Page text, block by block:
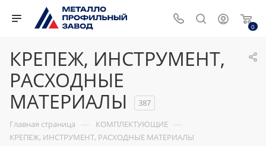
0
КРЕПЕЖ, ИНСТРУМЕНТ,
РАСХОДНЫЕ
МАТЕРИАЛЫ
387
Главная страница
— КОМПЛЕКТУЮЩИЕ —
КРЕПЕЖ, ИНСТРУМЕНТ, РАСХОДНЫЕ МАТЕРИАЛЫ